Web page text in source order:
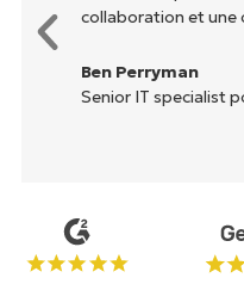
Directeur